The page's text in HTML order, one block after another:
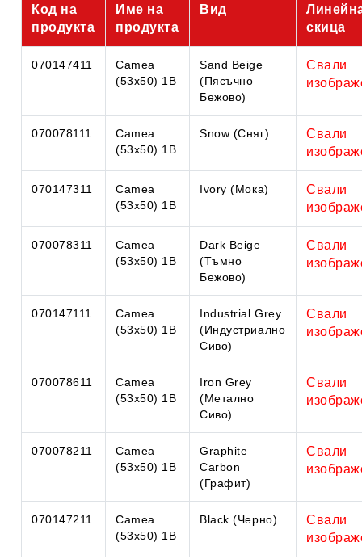
Код на
продукта
Име на
продукта
Вид
скица
070147411
Camea
(53x50) 1B
Sand Beige
(Пясъчно
Бежово)
Свали
070078111
Camea
(53x50) 1B
Snow (Сняг)
Свали
070147311
Camea
(53x50) 1B
Ivory (Мока)
Свали
070078311
Camea
(53x50) 1B
Dark Beige
(Тъмно
Бежово)
Свали
070147111
Camea
(53x50) 1B
Industrial Grey
(Индустриално
Сиво)
Свали
070078611
Camea
(53x50) 1B
Iron Grey
(Метално
Сиво)
Свали
070078211
Camea
(53x50) 1B
Graphite
Carbon
(Графит)
Свали
070147211
Camea
(53x50) 1B
Black (Черно)
Свали